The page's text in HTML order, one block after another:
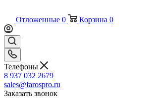
Отложенные 0 Корзина 0
Телефоны
8 937 032 2679
sales@farospro.ru
Заказать звонок